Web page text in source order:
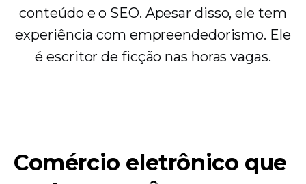
conteúdo e o SEO. Apesar disso, ele tem
experiência com empreendedorismo. Ele
é escritor de ficção nas horas vagas.
Comércio eletrônico que